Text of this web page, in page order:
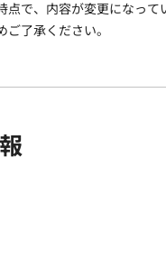
点で、内容が変更になって
ご了承ください。